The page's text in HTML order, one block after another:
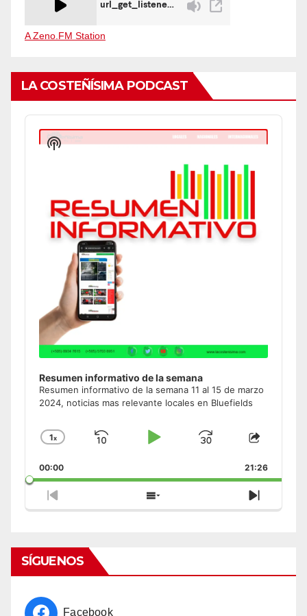
A Zeno.FM Station
LA COSTEÑÍSIMA PODCAST
Audio
Player
Resumen informativo de la semana
Resumen informativo de la semana 11 al 15 de marzo
2024, noticias mas relevante locales en Bluefields
Change
Rate
1x
Skip
Play
Jump
Forward
Share
Episode
00:00 21:26
Previous
Episode
Show
Episodes
Next
Episode
Show
SÍGUENOS
Facebook